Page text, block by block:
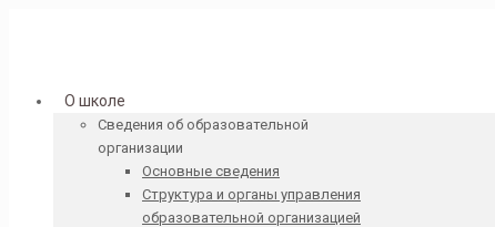
О школе
Сведения об образовательной
организации
Основные сведения
Структура и органы управления
образовательной организацией